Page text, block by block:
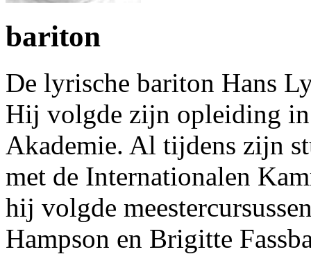
bariton
De lyrische bariton Hans
Hij volgde zijn opleiding
Akademie. Al tijdens zijn
met de Internationalen
hij volgde
Hampson en Brigitte